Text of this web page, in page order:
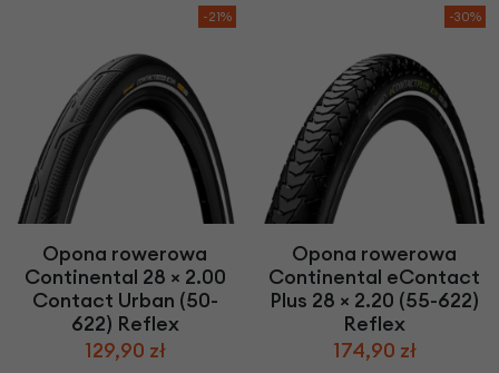
-21%
Opona rowerowa
Continental 28 × 2.00
Contact Urban (50-
622) Reflex
129,90 zł
-30%
Opona rowerowa
Continental eContact
Plus 28 × 2.20 (55-622)
Reflex
174,90 zł